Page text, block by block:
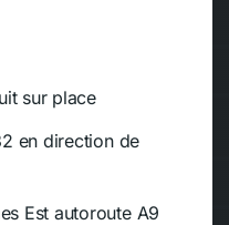
sur place
en direction de
Est autoroute A9